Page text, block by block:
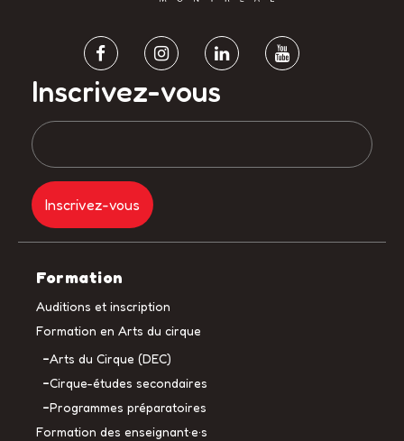
Inscrivez-vous
Formation
Auditions et inscription
Formation en Arts du cirque
Arts du Cirque (DEC)
Cirque-études secondaires
Programmes préparatoires
Formation des enseignant·e·s